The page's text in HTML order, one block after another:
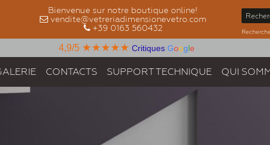
Bienvenue sur notre boutique online!
vendite@vetreriadimensionevetro.com
+39 0163 560432
4,9/5 ★★★★★ Critiques Google
CONTACTS SUPPORT TECHNIQUE QUI